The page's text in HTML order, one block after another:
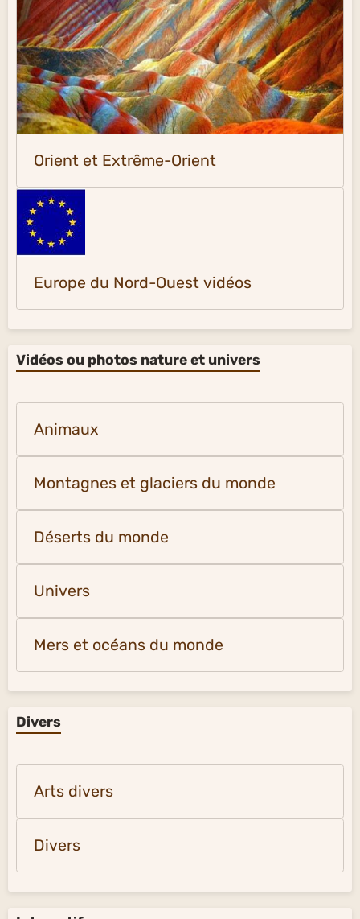
Orient et Extrême-Orient
Europe du Nord-Ouest vidéos
Vidéos ou photos nature et univers
Animaux
Montagnes et glaciers du monde
Déserts du monde
Univers
Mers et océans du monde
Divers
Arts divers
Divers